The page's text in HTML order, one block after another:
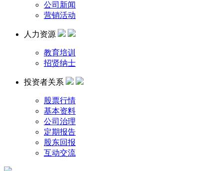
公司新闻
营销活动
人力资源
教育培训
招贤纳士
投资者关系
股票行情
基本资料
公司治理
定期报告
股东回报
互动交流